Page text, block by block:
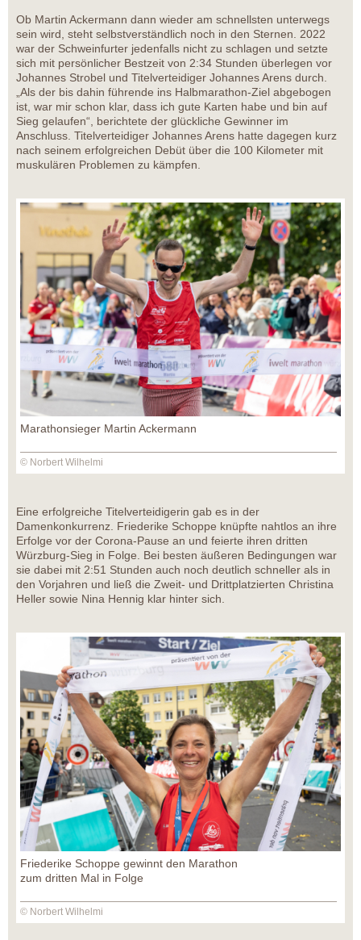
Ob Martin Ackermann dann wieder am schnellsten unterwegs
sein wird, steht selbstverständlich noch in den Sternen. 2022
war der Schweinfurter jedenfalls nicht zu schlagen und setzte
sich mit persönlicher Bestzeit von 2:34 Stunden überlegen vor
Johannes Strobel und Titelverteidiger Johannes Arens durch.
„Als der bis dahin führende ins Halbmarathon-Ziel abgebogen
ist, war mir schon klar, dass ich gute Karten habe und bin auf
Sieg gelaufen“, berichtete der glückliche Gewinner im
Anschluss. Titelverteidiger Johannes Arens hatte dagegen kurz
nach seinem erfolgreichen Debüt über die 100 Kilometer mit
muskulären Problemen zu kämpfen.
Marathonsieger Martin Ackermann
© Norbert Wilhelmi
Eine erfolgreiche Titelverteidigerin gab es in der
Damenkonkurrenz. Friederike Schoppe knüpfte nahtlos an ihre
Erfolge vor der Corona-Pause an und feierte ihren dritten
Würzburg-Sieg in Folge. Bei besten äußeren Bedingungen war
sie dabei mit 2:51 Stunden auch noch deutlich schneller als in
den Vorjahren und ließ die Zweit- und Drittplatzierten Christina
Heller sowie Nina Hennig klar hinter sich.
Friederike Schoppe gewinnt den Marathon
zum dritten Mal in Folge
© Norbert Wilhelmi